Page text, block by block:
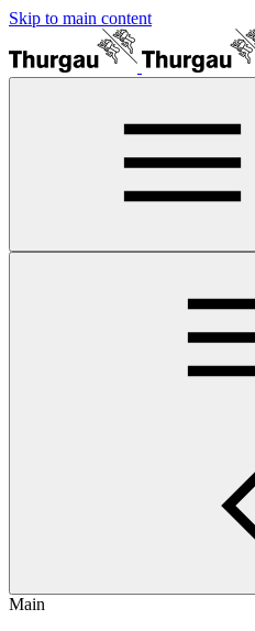
Skip to main content
Main